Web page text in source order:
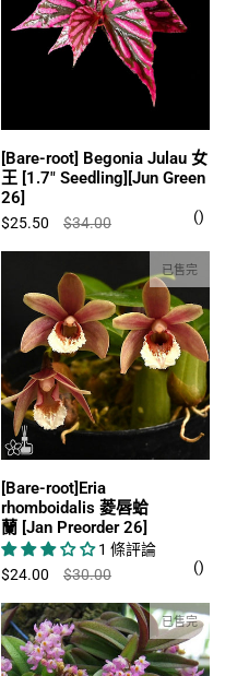
[Bare-root] Begonia Julau 女
王 [1.7" Seedling][Jun Green
26]
$25.50 $34.00
[Bare-root]Eria
rhomboidalis 菱唇蛤
蘭 [Jan Preorder 26]
1 條評論
$24.00
$30.00
已售完
已售完